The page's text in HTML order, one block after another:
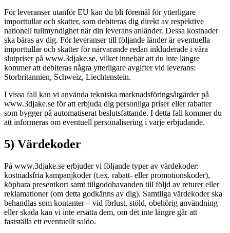
För leveranser utanför EU kan du bli föremål för ytterligare
importtullar och skatter, som debiteras dig direkt av respektive
nationell tullmyndighet när din leverans anländer. Dessa kostnader
ska bäras av dig. För leveranser till följande länder är eventuella
importtullar och skatter för närvarande redan inkluderade i våra
slutpriser på www.3djake.se, vilket innebär att du inte längre
kommer att debiteras några ytterligare avgifter vid leverans:
Storbritannien, Schweiz, Liechtenstein.
I vissa fall kan vi använda tekniska marknadsföringsåtgärder på
www.3djake.se för att erbjuda dig personliga priser eller rabatter
som bygger på automatiserat beslutsfattande. I detta fall kommer du
att informeras om eventuell personalisering i varje erbjudande.
5) Värdekoder
På www.3djake.se erbjuder vi följande typer av värdekoder:
kostnadsfria kampanjkoder (t.ex. rabatt- eller promotionskoder),
köpbara presentkort samt tillgodohavanden till följd av returer eller
reklamationer (om detta godkänns av dig). Samtliga värdekoder ska
behandlas som kontanter – vid förlust, stöld, obehörig användning
eller skada kan vi inte ersätta dem, om det inte längre går att
fastställa ett eventuellt saldo.